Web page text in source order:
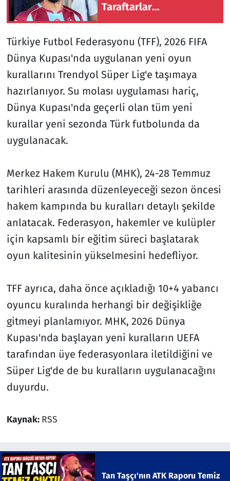
Taraftarlar
Türkiye Futbol Federasyonu (TFF), 2026 FIFA
Dünya Kupası'nda uygulanan yeni oyun
kurallarını Trendyol Süper Lig'e taşımaya
hazırlanıyor. Su molası uygulaması hariç,
Dünya Kupası'nda geçerli olan tüm yeni
kurallar yeni sezonda Türk futbolunda da
uygulanacak.
Merkez Hakem Kurulu (MHK), 24-28 Temmuz
tarihleri arasında düzenleyeceği sezon öncesi
hakem kampında bu kuralları detaylı şekilde
anlatacak. Federasyon, hakemler ve kulüpler
için kapsamlı bir eğitim süreci başlatarak
oyun kalitesinin yükselmesini hedefliyor.
TFF ayrıca, daha önce açıkladığı 10+4 yabancı
oyuncu kuralında herhangi bir değişikliğe
gitmeyi planlamıyor. MHK, 2026 Dünya
Kupası'nda başlayan yeni kuralların UEFA
tarafından üye federasyonlara iletildiğini ve
Süper Lig'de de bu kuralların uygulanacağını
duyurdu.
Kaynak: RSS
Tan Taşçı'nın ATK Raporu Temiz